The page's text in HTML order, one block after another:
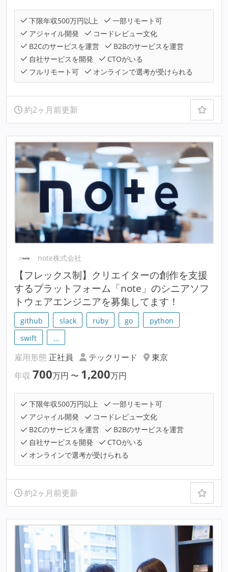
下限年収500万円以上
一部リモート可
アジャイル開発
コードレビュー文化
B2Cのサービスを運営
B2Bのサービスを運営
自社サービスを開発
CTOがいる
フルリモート可
オンラインで選考が受けられる
約2ヶ月前更新
note株式会社
【フレックス制】クリエイターの創作を支援
するプラットフォーム「note」のシニアソフ
トウェアエンジニアを募集してます！
github slack ruby go
python
swift
…
雇用形態 正社員 テックリード
東京
年収 700万円 〜 1,200万円
下限年収500万円以上
一部リモート可
アジャイル開発
コードレビュー文化
B2Cのサービスを運営
B2Bのサービスを運営
自社サービスを開発
CTOがいる
オンラインで選考が受けられる
約2ヶ月前更新